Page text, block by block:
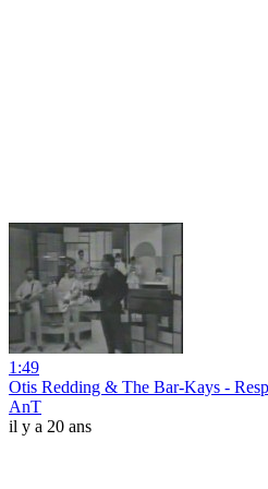
1:49
Otis Redding & The Bar-Kays -
AnT
il y a 20 ans